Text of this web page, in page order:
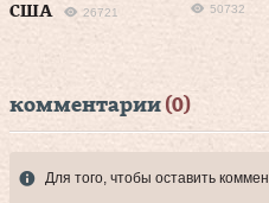
США
26721 50732
комментарии (0)
Для того, чтобы оставить